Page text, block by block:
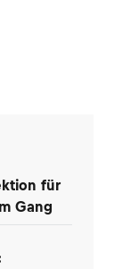
für
Gang